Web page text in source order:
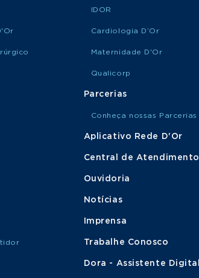
IDOR
Cardiologia D’Or
Maternidade D'Or
Qualicorp
Parcerias
Conheça nossas Parcerias
Aplicativo Rede D'Or
Central de Atendimento
Ouvidoria
Notícias
Imprensa
Trabalhe Conosco
Dora - Assistente Digital